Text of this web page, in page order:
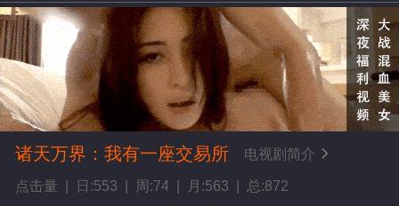
诸天万界：我有一座交易所 电视剧简介 
点击量 | 日:553 | 周:74 | 月:563 | 总:872